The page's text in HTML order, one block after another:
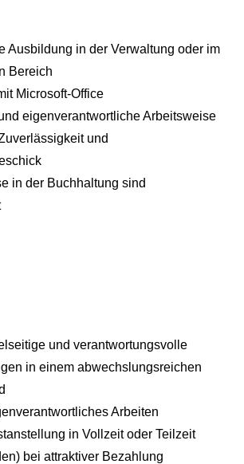
Ausbildung in der Verwaltung oder im
Bereich
Microsoft-Office
eigenverantwortliche Arbeitsweise
und
in der Buchhaltung sind
und verantwortungsvolle
in einem abwechslungsreichen
Arbeiten
in Vollzeit oder Teilzeit
bei attraktiver Bezahlung